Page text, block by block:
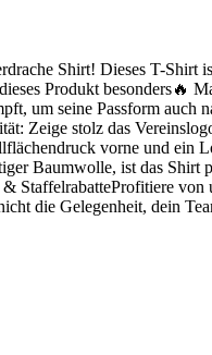
Shirt! Dieses T-
Produkt besonders🔥
um seine Passform auch
Zeige stolz das
vorne und ein
Baumwolle, ist das Shirt
die Gelegenheit, dein